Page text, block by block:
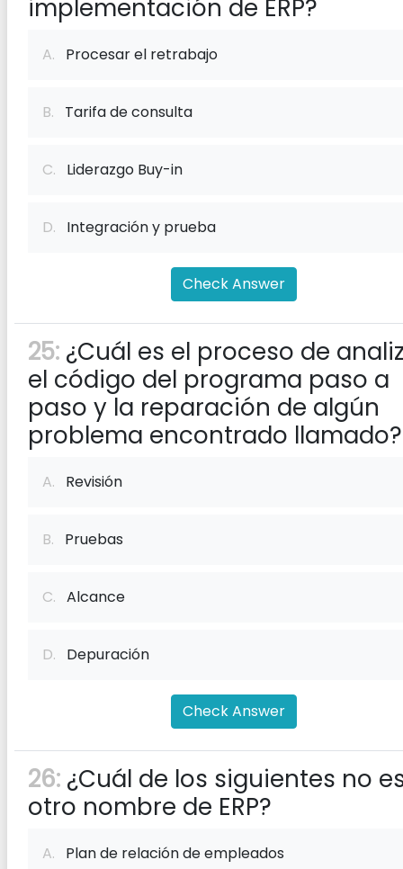
implementación de ERP?
A. Procesar el retrabajo
B. Tarifa de consulta
C. Liderazgo Buy-in
D. Integración y prueba
Check Answer
25: ¿Cuál es el proceso de
el código del programa paso a
paso y la reparación de algún
problema encontrado llamado?
A. Revisión
B. Pruebas
C. Alcance
D. Depuración
Check Answer
26: ¿Cuál de los siguientes no
otro nombre de ERP?
A. Plan de relación de empleados